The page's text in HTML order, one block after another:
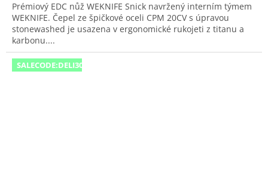
Prémiový EDC nůž WEKNIFE Snick navržený interním týmem
WEKNIFE. Čepel ze špičkové oceli CPM 20CV s úpravou
stonewashed je usazena v ergonomické rukojeti z titanu a
karbonu....
SALECODE:DELI300:300:fix:CZK